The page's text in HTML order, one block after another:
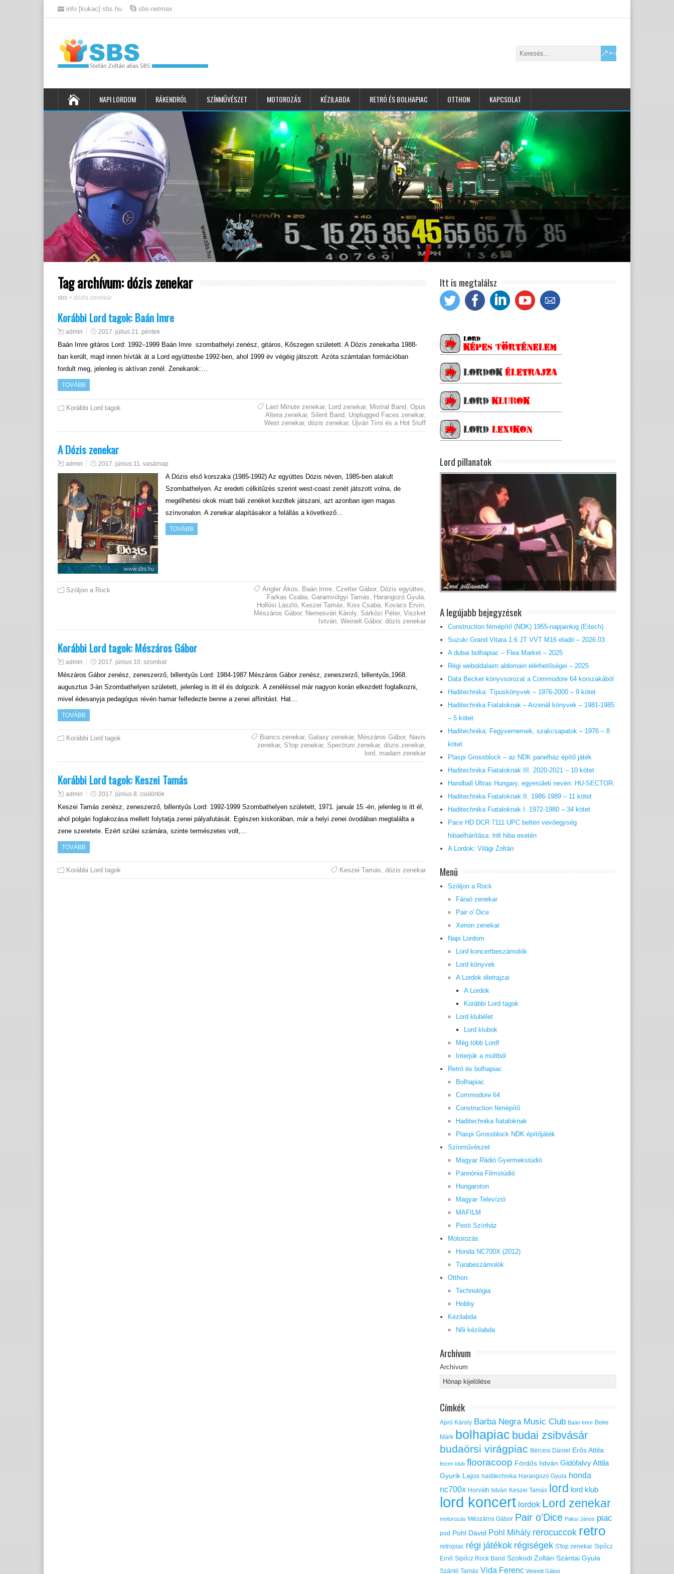
info [kukac] sbs.hu sbs-netmax
NAPI LORDOM RÁKENDRÓL SZÍNMŰVÉSZET MOTOROZÁS KÉZILABDA RETRÓ ÉS BOLHAPIAC OTTHON KAPCSOLAT
Tag archívum:dózis zenekar
sbs > dózis zenekar
Korábbi Lord tagok: Baán Imre
admin 2017. július 21. péntek
Baán Imre gitáros Lord: 1992–1999 Baán Imre szombathelyi zenész, gitáros, Kőszegen született. A Dózis zenekarba 1988-
ban került, majd innen hívták át a Lord együttesbe 1992-ben, ahol 1999 év végéig játszott. Azóta számtalan formációban
fordult meg, jelenleg is aktívan zenél. Zenekarok:…
TOVÁBB
Korábbi Lord tagok Last Minute zenekar, Lord zenekar, Mistral Band, Opus
Altera zenekar, Silent Band, Unplugged Faces zenekar,
West zenekar, dózis zenekar, Újvári Timi és a Hot Stuff
A Dózis zenekar
admin 2017. június 11. vasárnap
A Dózis első korszaka (1985-1992) Az együttes Dózis néven, 1985-ben alakult
Szombathelyen. Az eredeti célkitűzés szerint west-coast zenét játszott volna, de
megélhetési okok miatt báli zenéket kezdtek játszani, azt azonban igen magas
színvonalon. A zenekar alapításakor a felállás a következő…
TOVÁBB
Szóljon a Rock Angler Ákos, Baán Imre, Czetter Gábor, Dózis együttes,
Farkas Csaba, Garamvölgyi Tamás, Harangozó Gyula,
Hollósi László, Keszei Tamás, Kiss Csaba, Kovács Ervin,
Mészáros Gábor, Nemesvári Károly, Sárközi Péter, Viszket
István, Weinelt Gábor, dózis zenekar
Korábbi Lord tagok: Mészáros Gábor
admin 2017. június 10. szombat
Mészáros Gábor zenész, zeneszerző, billentyűs Lord: 1984-1987 Mészáros Gábor zenész, zeneszerző, billentyűs,1968.
augusztus 3-án Szombathelyen született, jelenleg is itt él és dolgozik. A zenéléssel már nagyon korán elkezdett foglalkozni,
mivel édesanyja pedagógus révén hamar felfedezte benne a zenei affinitást. Hat…
TOVÁBB
Korábbi Lord tagok Bianco zenekar, Galaxy zenekar, Mészáros Gábor, Navis
zenekar, S'top zenekar, Spectrum zenekar, dózis zenekar,
lord, madam zenekar
Korábbi Lord tagok: Keszei Tamás
admin 2017. június 8. csütörtök
Keszei Tamás zenész, zeneszerző, billentyűs Lord: 1992-1999 Szombathelyen született, 1971. január 15.-én, jelenleg is itt él,
ahol polgári foglakozása mellett folytatja zenei pályafutását. Egészen kiskorában, már a helyi zenei óvodában megtalálta a
zene szeretete. Ezért szülei számára, szinte természetes volt,…
TOVÁBB
Korábbi Lord tagok Keszei Tamás, dózis zenekar
Itt is megtalálsz
Lord pillanatok
A legújabb bejegyzések
Construction fémépítő (NDK) 1955-napjainkig (Eitech)
Suzuki Grand Vitara 1.6 JT VVT M16 eladó – 2026.03
A dubai bolhapiac – Flea Market – 2025
Régi weboldalaim aldomain elérhetőségei – 2025
Data Becker könyvsorozat a Commodore 64 korszakából
Haditechnika: Típuskönyvek – 1976-2000 – 9 kötet
Haditechnika Fiataloknak – Arzenál könyvek – 1981-1985
– 5 kötet
Haditechnika: Fegyvernemek, szakcsapatok – 1976 – 8
kötet
Plaspi Grossblock – az NDK panelház építő játék
Haditechnika Fiataloknak III. 2020-2021 – 10 kötet
Handball Ultras Hungary, egyesületi nevén: HU-SECTOR.
Haditechnika Fiataloknak II. 1986-1989 – 11 kötet
Haditechnika Fiataloknak I. 1972-1980 – 34 kötet
Pace HD DCR 7111 UPC beltéri vevőegység
hibaelhárítása: lnlt hiba esetén
A Lordok: Világi Zoltán
Menü
Szóljon a Rock
Fáraó zenekar
Pair o' Dice
Xenon zenekar
Napi Lordom
Lord koncertbeszámolók
Lord könyvek
A Lordok életrajzai
A Lordok
Korábbi Lord tagok
Lord klubélet
Lord klubok
Még több Lord!
Interjúk a múltból
Retró és bolhapiac
Bolhapiac
Commodore 64
Construction fémépítő
Haditechnika fiataloknak
Plaspi Grossblock NDK építőjáték
Színművészet
Magyar Rádió Gyermekstúdió
Pannónia Filmstúdió
Hungaroton
Magyar Televízió
MAFILM
Pesti Színház
Motorozás
Honda NC700X (2012)
Túrabeszámolók
Otthon
Technológia
Hobby
Kézilabda
Női kézilabda
Archívum
Archívum
Címkék
Apró Károly Barba Negra Music Club Baán Imre Beke
Márk bolhapiac budai zsibvásár
budaörsi virágpiac Bércesi Dániel Erős Attila
fezen klub flooracoop Fördős István Gidófalvy Attila
Gyurik Lajos haditechnika Harangozó Gyula honda
nc700x Horváth István Keszei Tamás lord lord klub
lord koncert lordok Lord zenekar
motorozás Mészáros Gábor Pair o'Dice Paksi János piac
pod Pohl Dávid Pohl Mihály rerocuccok retro
retropiac régi játékok régiségek S'top zenekar Sipőcz
Ernő Sipőcz Rock Band Szokodi Zoltán Szántai Gyula
Szántó Tamás Vida Ferenc Weinelt Gábor